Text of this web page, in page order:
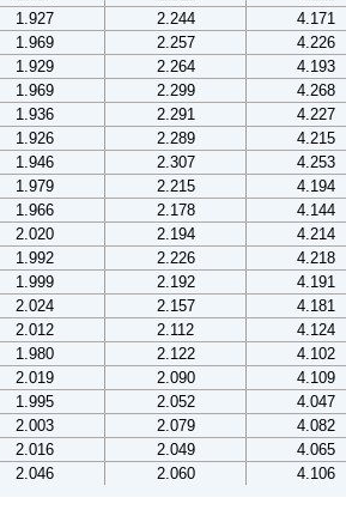
1.927 2.244
4.171
1.969 2.257
4.226
1.929 2.264
4.193
1.969 2.299
4.268
1.936 2.291
4.227
1.926 2.289
4.215
1.946 2.307
4.253
1.979 2.215
4.194
1.966 2.178
4.144
2.020 2.194
4.214
1.992 2.226
4.218
1.999 2.192
4.191
2.024 2.157
4.181
2.012 2.112
4.124
1.980 2.122
4.102
2.019 2.090
4.109
1.995 2.052
4.047
2.003 2.079
4.082
2.016 2.049
4.065
2.046 2.060 4.106